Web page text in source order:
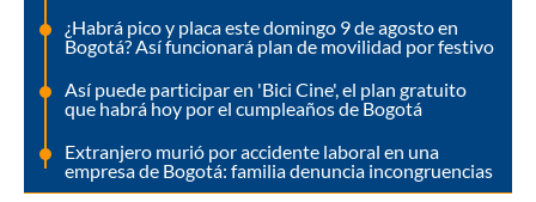
¿Habrá pico y placa este domingo 9 de agosto en
Bogotá? Así funcionará plan de movilidad por festivo
Así puede participar en 'Bici Cine', el plan gratuito
que habrá hoy por el cumpleaños de Bogotá
Extranjero murió por accidente laboral en una
empresa de Bogotá: familia denuncia incongruencias